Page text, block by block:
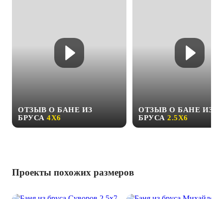
ОТЗЫВ О БАНЕ ИЗ
БРУСА 4Х6
ОТЗЫВ О БАНЕ ИЗ
БРУСА 2.5Х6
Проекты похожих размеров